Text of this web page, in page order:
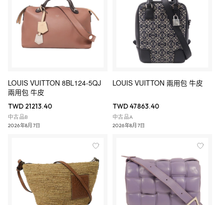
LOUIS VUITTON 8BL124-5QJ
兩用包 牛皮
TWD 21213.40
中古品B
2026年8月7日
LOUIS VUITTON 兩用包 牛皮
TWD 47863.40
中古品A
2026年8月7日